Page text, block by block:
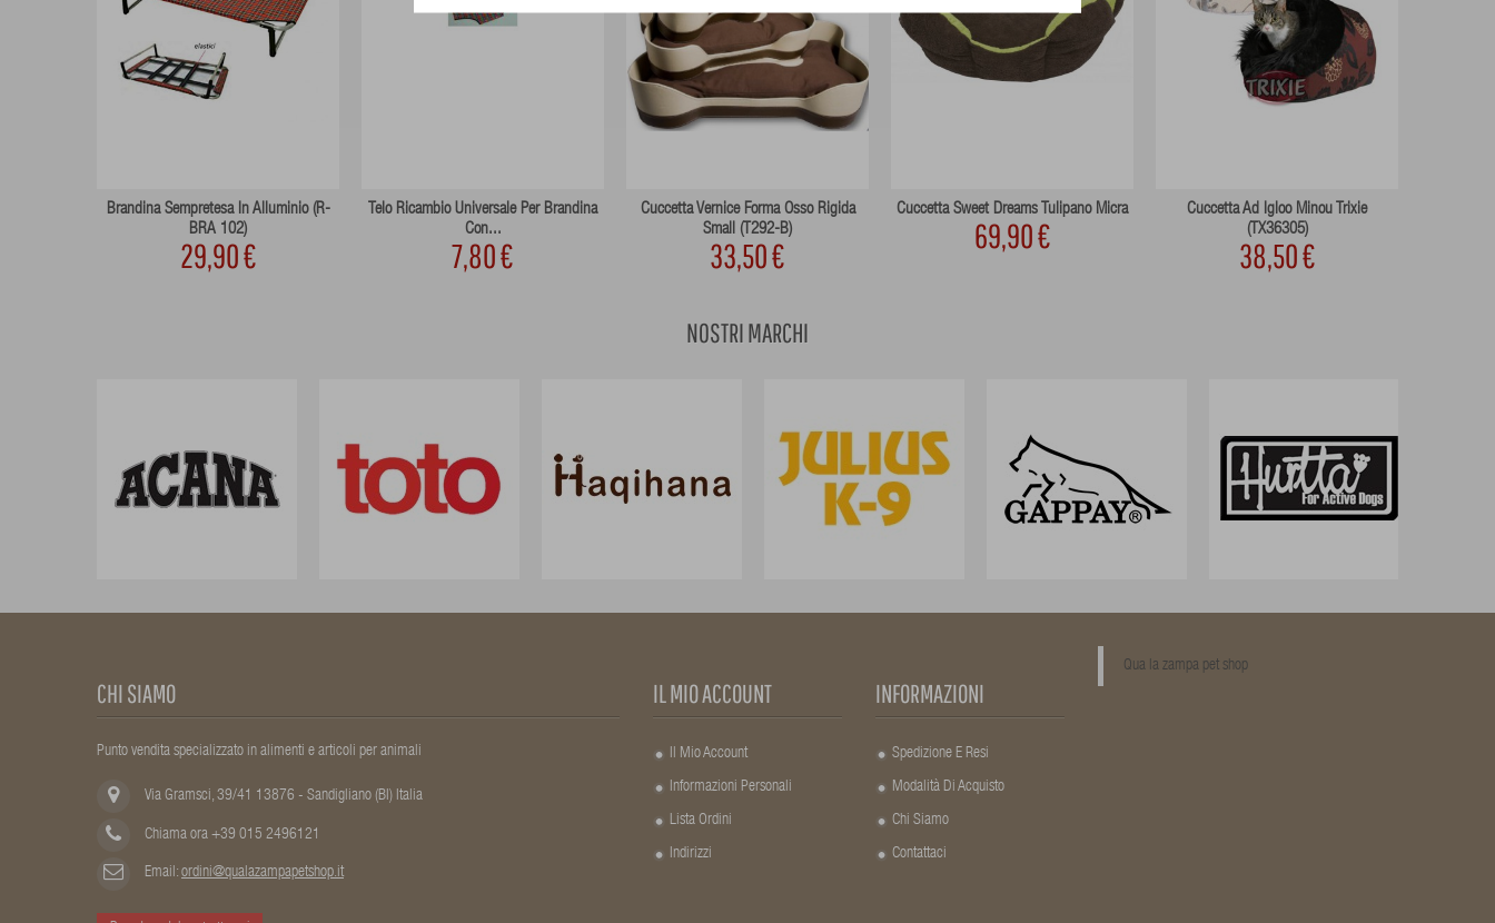
Brandina Sempretesa In Alluminio (R-
BRA 102)
29,90 €
Telo Ricambio Universale Per Brandina
Con...
7,80 €
Cuccetta Vernice Forma Osso Rigida
Small (T292-B)
33,50 €
Cuccetta Sweet Dreams Tulipano Micra
69,90 €
Cuccetta Ad Igloo Minou Trixie
(TX36305)
38,50 €
NOSTRI MARCHI
CHI SIAMO
Punto vendita specializzato in alimenti e articoli per animali
Via Gramsci, 39/41 13876 - Sandigliano (BI) Italia
Chiama ora +39 015 2496121
Email: ordini@qualazampapetshop.it
IL MIO ACCOUNT
Il Mio Account
Informazioni Personali
Lista Ordini
Indirizzi
INFORMAZIONI
Spedizione E Resi
Modalità Di Acquisto
Chi Siamo
Contattaci
Qua la zampa pet shop